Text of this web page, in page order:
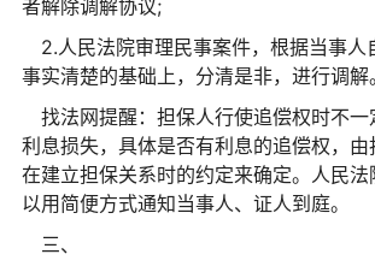
者解除调解协议;
2.人民法院审理民事案件，根据当事人
事实清楚的基础上，分清是非，进行调解。
找法网提醒：担保人行使追偿权时不
利息损失，具体是否有利息的追偿权，
在建立担保关系时的约定来确定。人民
以用简便方式通知当事人、证人到庭。
三、